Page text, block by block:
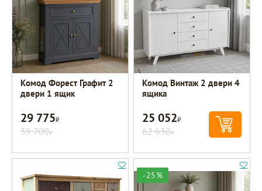
Комод Форест Графит 2
двери 1 ящик
29 775Р
39 700Р
Комод Винтаж 2 двери 4
ящика
25 052Р
62 630Р
-25%